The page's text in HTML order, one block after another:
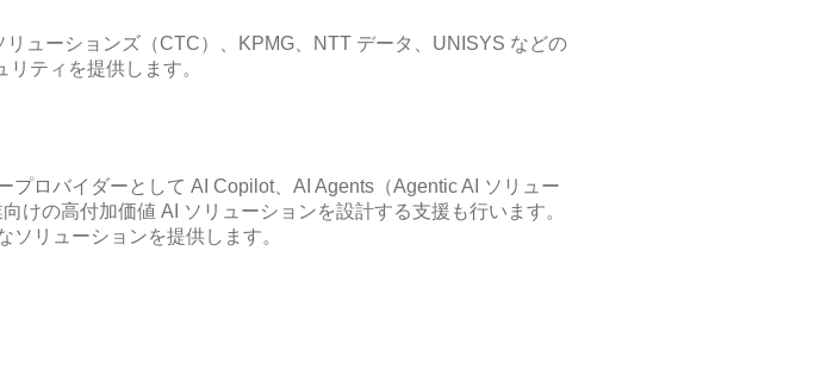
ューションズ（CTC）、KPMG、NTT データ、UNISYS などの
ティを提供します。
ロバイダーとして AI Copilot、AI Agents（Agentic AI ソリュー
けの高付加価値 AI ソリューションを設計する支援も行います。
ソリューションを提供します。